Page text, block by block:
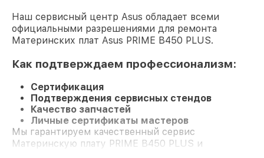
Наш сервисный центр Asus обладает всеми
официальными разрешениями для ремонта
Материнских плат Asus PRIME B450 PLUS.
Как подтверждаем профессионализм:
Сертификация
Подтверждения сервисных стендов
Качество запчастей
Личные сертификаты мастеров
Мы гарантируем качественный сервис
Материнскую плату PRIME B450 PLUS и